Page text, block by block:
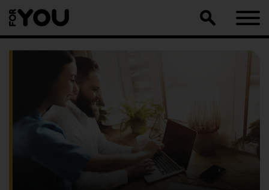
naar
artikel